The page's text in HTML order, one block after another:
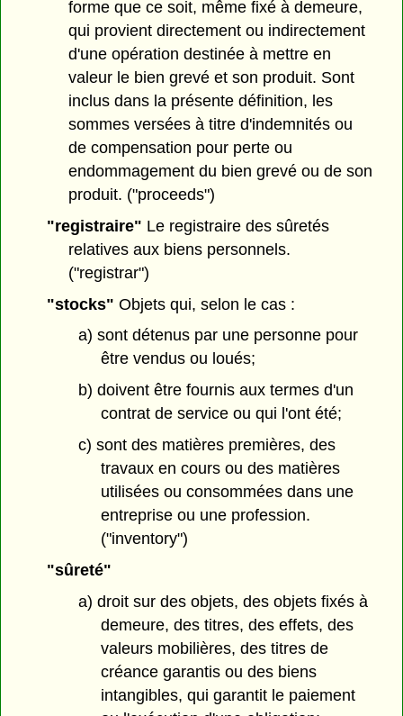
forme que ce soit, même fixé à demeure,
qui provient directement ou indirectement
d'une opération destinée à mettre en
valeur le bien grevé et son produit. Sont
inclus dans la présente définition, les
sommes versées à titre d'indemnités ou
de compensation pour perte ou
endommagement du bien grevé ou de son
produit. ("proceeds")
"registraire" Le registraire des sûretés
relatives aux biens personnels.
("registrar")
"stocks" Objets qui, selon le cas :
a) sont détenus par une personne pour
être vendus ou loués;
b) doivent être fournis aux termes d'un
contrat de service ou qui l'ont été;
c) sont des matières premières, des
travaux en cours ou des matières
utilisées ou consommées dans une
entreprise ou une profession.
("inventory")
"sûreté"
a) droit sur des objets, des objets fixés à
demeure, des titres, des effets, des
valeurs mobilières, des titres de
créance garantis ou des biens
intangibles, qui garantit le paiement